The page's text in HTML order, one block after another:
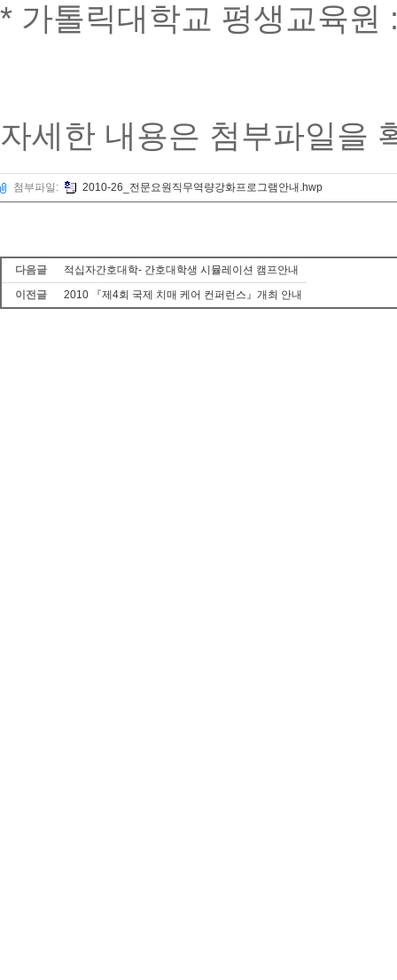
* 가톨릭대학교 평생교육
자세한 내용은 첨부파일을
첨부파일: 2010-26_전문요원직무역량강화프로그램안내.hwp
다음글
적십자간호대학- 간호대학생 시뮬레이션 캠프안내
이전글
2010 『제4회 국제 치매 케어 컨퍼런스』개최 안내